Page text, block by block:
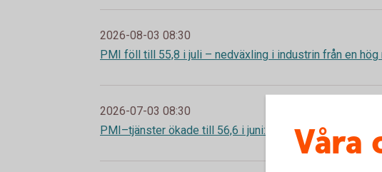
2026-08-03 08:30
PMI föll till 55,8 i juli – nedväxling i industrin från en hög
2026-07-03 08:30
PMI–tjänster ökade till 56,6 i juni: högre fart iVåra